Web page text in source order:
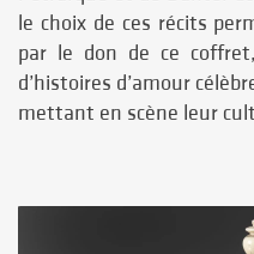
le choix de ces récits
par le don de ce
d’histoires d’amour
mettant en scène leur